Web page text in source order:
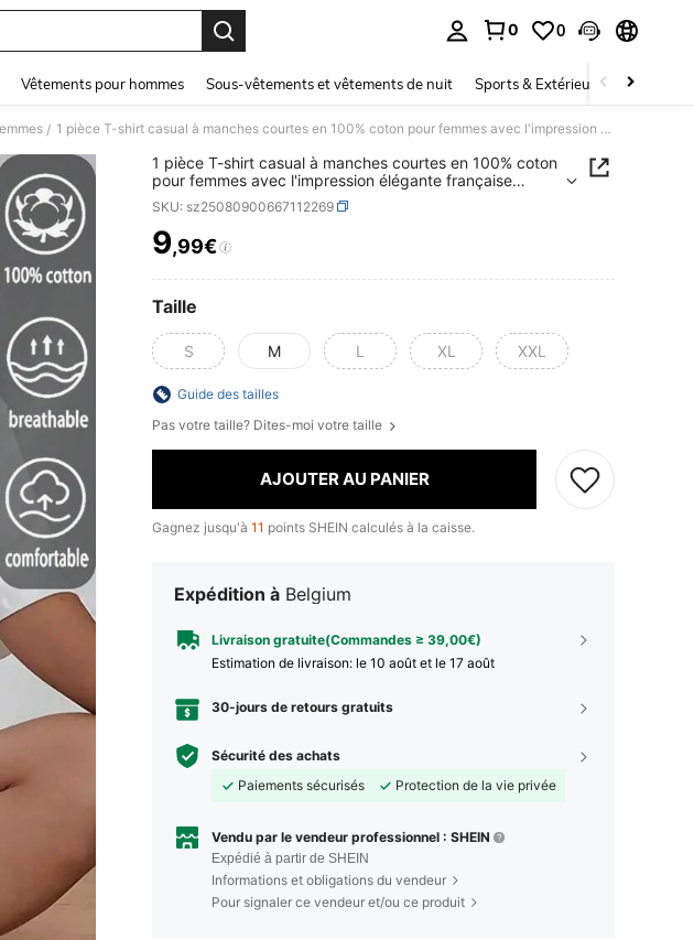
0 0
Vêtements pour hommes Sous-vêtements et vêtements de nuit Sports & Extérieur Enfants
/ 1 pièce T-shirt casual à manches courtes en 100% coton pour femmes avec l'impression élégante française "Mademoiselle En Baskets", plein d'énergie et de charme.
1 pièce T-shirt casual à manches courtes en 100% coton
pour femmes avec l'impression élégante française
"Mademoiselle En Baskets", plein d'énergie et de
charme.
SKU: sz25080900667112269
PRICE AND AVAILABILITY
9,99€
Taille
S M L XL XXL
Guide des tailles
Pas votre taille? Dites-moi votre taille
AJOUTER AU PANIER
Gagnez jusqu'à 11 points SHEIN calculés à la caisse.
Expédition à Belgium
Livraison gratuite(Commandes ≥ 39,00€)
Estimation de livraison: le 10 août et le 17 août
30-jours de retours gratuits
Sécurité des achats
Paiements sécurisés
Protection de la vie privée
Vendu par le vendeur professionnel : SHEIN
Expédié à partir de SHEIN
Informations et obligations du vendeur
Pour signaler ce vendeur et/ou ce produit